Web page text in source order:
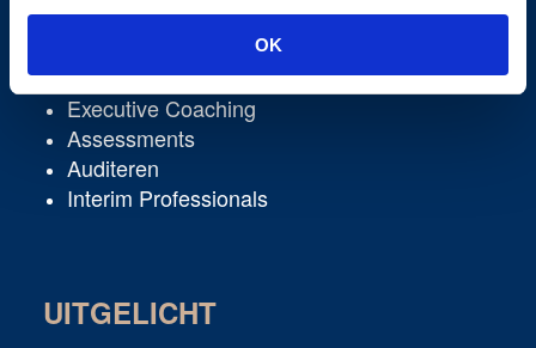
OK
Learning & Development
Corporate Academies
Executive Coaching
Assessments
Auditeren
Interim Professionals
UITGELICHT